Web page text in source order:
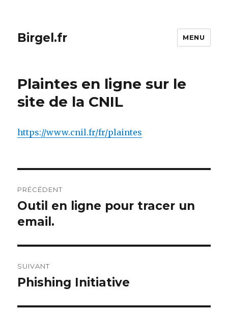
Birgel.fr MENU
Plaintes en ligne sur le
site de la CNIL
https://www.cnil.fr/fr/plaintes
de
l’article
PRÉCÉDENT
Article
précédent :
Outil en ligne pour tracer un
email.
SUIVANT
Article
Phishing Initiative